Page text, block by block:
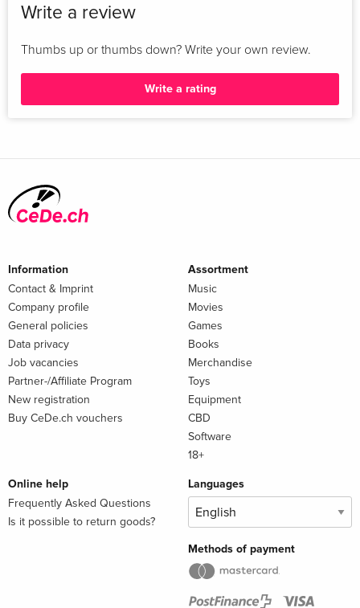
Write a review
Thumbs up or thumbs down? Write your own review.
Write a rating
Information
Contact & Imprint
Company profile
General policies
Data privacy
Job vacancies
Partner-/Affiliate Program
New registration
Buy CeDe.ch vouchers
Assortment
Music
Movies
Games
Books
Merchandise
Toys
Equipment
CBD
Software
18+
Online help
Frequently Asked Questions
Is it possible to return goods?
Languages
Methods of payment